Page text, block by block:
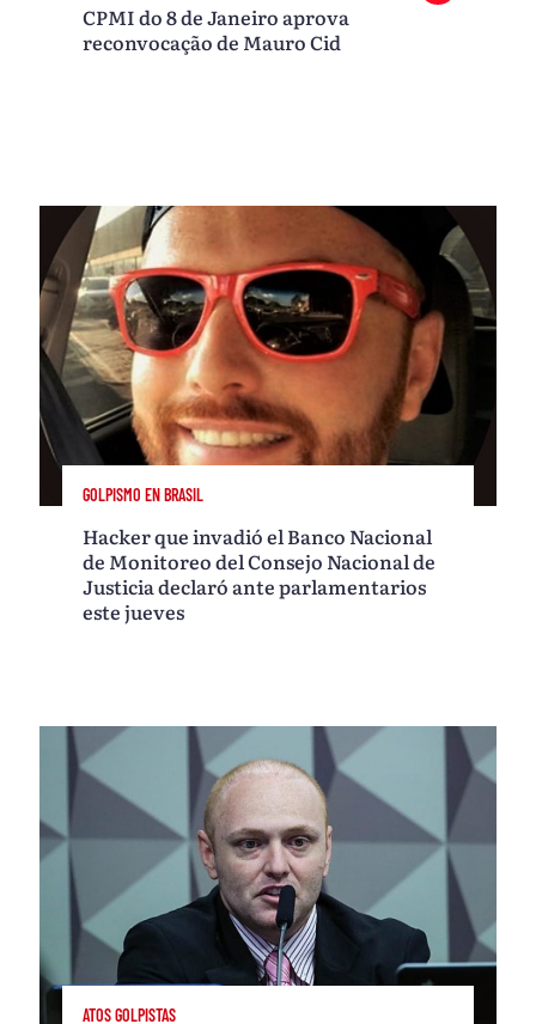
CPMI do 8 de Janeiro aprova
reconvocação de Mauro Cid
GOLPISMO EN BRASIL
Hacker que invadió el Banco Nacional
de Monitoreo del Consejo Nacional de
Justicia declaró ante parlamentarios
este jueves
ATOS GOLPISTAS